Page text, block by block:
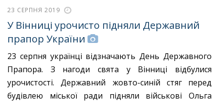
23 СЕРПНЯ 2019
У Вінниці урочисто підняли Державний
прапор України
23 серпня українці відзначають День Державного
Прапора. З нагоди свята у Вінниці відбулися
урочистості. Державний жовто-синій стяг перед
будівлею міської ради підняли військові Ольга